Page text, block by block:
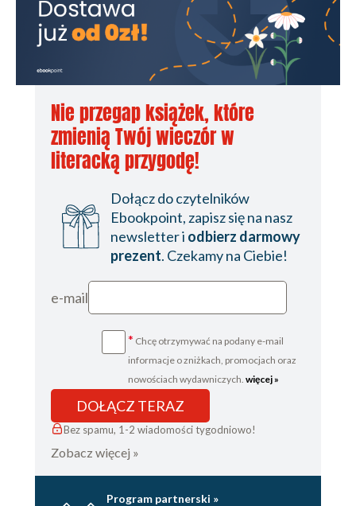
Nie przegap książek, które
zmienią Twój wieczór w
literacką przygodę!
Dołącz do czytelników
Ebookpoint, zapisz się na nasz
newsletter i odbierz darmowy
prezent. Czekamy na Ciebie!
e-mail
* Chcę otrzymywać na podany e-mail
informacje o zniżkach, promocjach oraz
nowościach wydawniczych. więcej »
DOŁĄCZ TERAZ
Bez spamu, 1-2 wiadomości tygodniowo!
Zobacz więcej »
Program partnerski »